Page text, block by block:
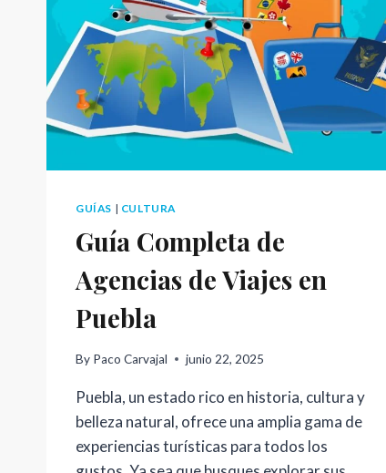
GUÍAS | CULTURA
Guía Completa de
Agencias de Viajes en
Puebla
By Paco Carvajal junio 22, 2025
Puebla, un estado rico en historia, cultura y
belleza natural, ofrece una amplia gama de
experiencias turísticas para todos los